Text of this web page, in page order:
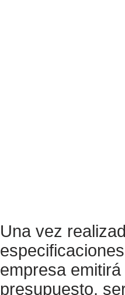
Una vez
empresa
presupuesto,